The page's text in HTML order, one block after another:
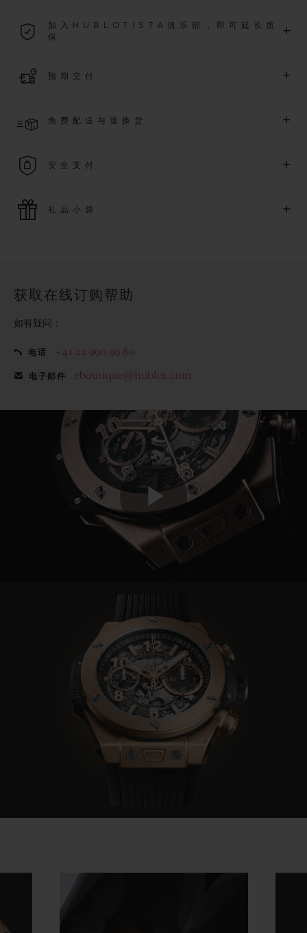
了解更多
加入HUBLOTISTA俱乐部，即可延长质
保
+
质保（需符合相关条件），并尊享专属活动。
预期交付 +
免费配送与退换货 +
安全支付 +
个人信息受到保护。
礼品小袋 +
获取在线订购帮助
如有疑问：
电话 +41 22 990 99 80
电子邮件 eboutique@hublot.com
Play